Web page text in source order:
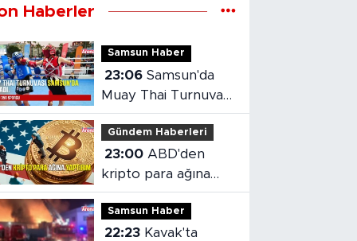
Haberler
Samsun Haber
23:06 Samsun'da
Muay Thai Turnuvası
heyecanı başladı
Gündem Haberleri
23:00 ABD'den
kripto para ağına
yaptırım
Samsun Haber
22:23